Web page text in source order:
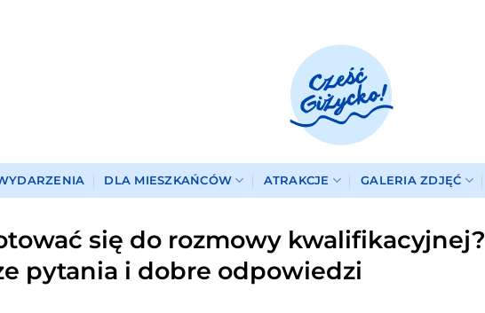
DLA MIESZKAŃCÓW ATRAKCJE GALERIA ZDJĘĆ
się do rozmowy kwalifikacyjnej?
pytania i dobre odpowiedzi